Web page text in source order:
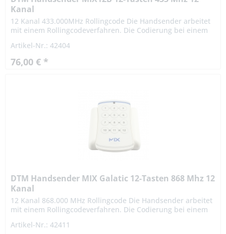
Kanal
12 Kanal 433.000MHz Rollingcode Die Handsender arbeitet
mit einem Rollingcodeverfahren. Die Codierung bei einem
nach...
Artikel-Nr.: 42404
76,00 € *
DTM Handsender MIX Galatic 12-Tasten 868 Mhz 12
Kanal
12 Kanal 868.000 MHz Rollingcode Die Handsender arbeitet
mit einem Rollingcodeverfahren. Die Codierung bei einem
nach...
Artikel-Nr.: 42411